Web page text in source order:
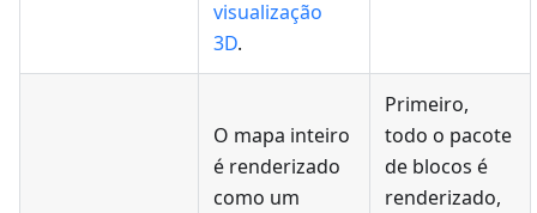
visualização
3D.
O mapa inteiro
é renderizado
como um
Primeiro,
todo o pacote
de blocos é
renderizado,